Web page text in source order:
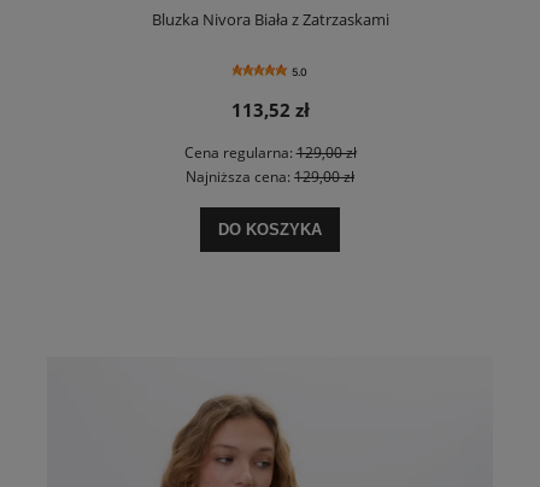
Bluzka Nivora Biała z Zatrzaskami
5.0
113,52 zł
Cena regularna:129,00 zł
Najniższa cena: 129,00 zł
DO KOSZYKA